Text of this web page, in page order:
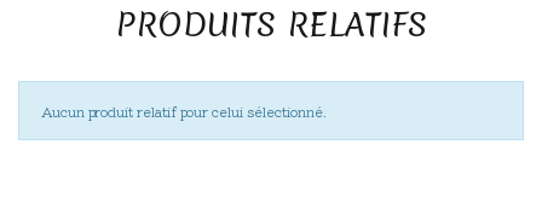
PRODUITS RELATIFS
Aucun produit relatif pour celui sélectionné.